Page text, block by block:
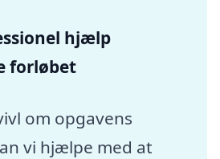
hjælp
forløbet
om opgavens
vi hjælpe med at